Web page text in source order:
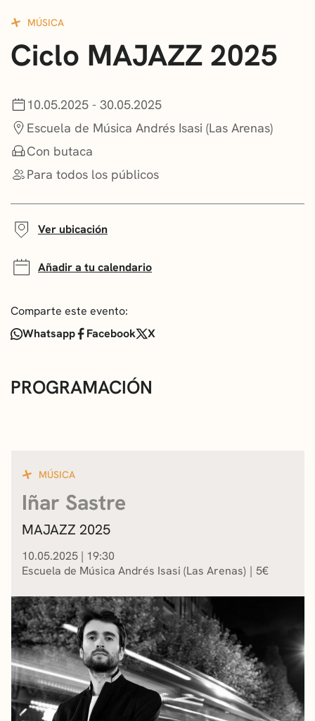
CONVOCATORIAS
NOTICIAS
ASOCIACIONES CULTURALES
MÚSICA
Ciclo MAJAZZ 2025
10.05.2025 - 30.05.2025
Escuela de Música Andrés Isasi (Las Arenas)
Con butaca
Para todos los públicos
Ver ubicación
Añadir a tu calendario
Comparte este evento:
Whatsapp
Facebook X
PROGRAMACIÓN
MÚSICA
Iñar Sastre
MAJAZZ 2025
10.05.2025 | 19:30
Escuela de Música Andrés Isasi (Las Arenas)
5€